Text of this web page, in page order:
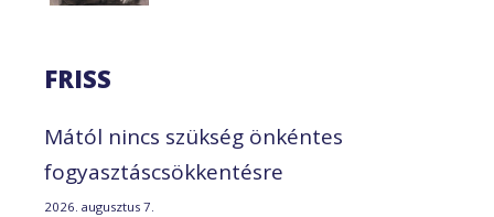
FRISS
Mától nincs szükség önkéntes
fogyasztáscsökkentésre
2026. augusztus 7.